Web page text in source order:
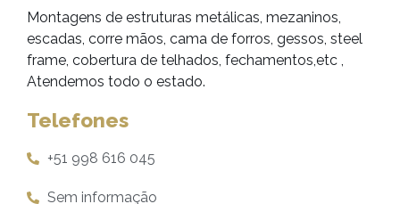
Montagens de estruturas metálicas, mezaninos,
escadas, corre mãos, cama de forros, gessos, steel
frame, cobertura de telhados, fechamentos,etc ,
Atendemos todo o estado.
Telefones
+51 998 616 045
Sem informação